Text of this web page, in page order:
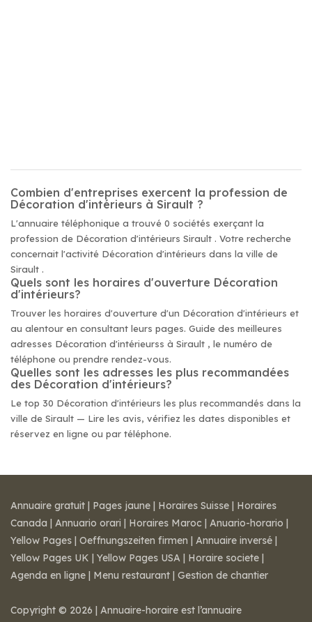
Combien d'entreprises exercent la profession de
Décoration d'intérieurs à Sirault ?
L'annuaire téléphonique a trouvé 0 sociétés exerçant la
profession de Décoration d'intérieurs Sirault . Votre recherche
concernait l'activité Décoration d'intérieurs dans la ville de
Sirault .
Quels sont les horaires d'ouverture Décoration
d'intérieurs?
Trouver les horaires d'ouverture d'un Décoration d'intérieurs et
au alentour en consultant leurs pages. Guide des meilleures
adresses Décoration d'intérieurss à Sirault , le numéro de
téléphone ou prendre rendez-vous.
Quelles sont les adresses les plus recommandées
des Décoration d'intérieurs?
Le top 30 Décoration d'intérieurs les plus recommandés dans la
ville de Sirault — Lire les avis, vérifiez les dates disponibles et
réservez en ligne ou par téléphone.
Annuaire gratuit | Pages jaune | Horaires Suisse | Horaires
Canada | Annuario orari | Horaires Maroc | Anuario-horario |
Yellow Pages | Oeffnungszeiten firmen | Annuaire inversé |
Yellow Pages UK | Yellow Pages USA | Horaire societe |
Agenda en ligne | Menu restaurant | Gestion de chantier
Copyright © 2026 | Annuaire-horaire est l’annuaire